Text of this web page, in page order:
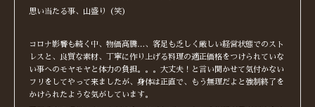
思い当たる事、山盛り（笑）
コロナ影響も続く中、物価高騰…、客足も乏しく厳しい経営状態でのスト
レスと、良質な素材、丁寧に作り上げる料理の適正価格をつけられていな
い事へのモヤモヤと体力の負担。。。大丈夫！と言い聞かせて気付かない
フリをしてやって来ましたが、身体は正直で、もう無理だよと強制終了を
かけられたような気がしています。